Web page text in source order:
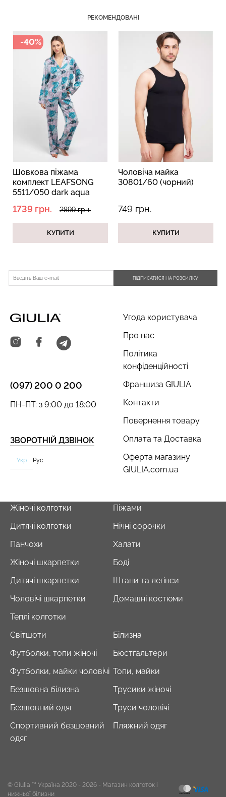
РЕКОМЕНДОВАНІ
-40%
Шовкова піжама
комплект LEAFSONG
5511/050 dark aqua
1739 грн. 2899 грн.
КУПИТИ
Чоловіча майка
30801/60 (чорний)
749 грн.
КУПИТИ
ПІДПИСАТИСЯ НА РОЗСИЛКУ
Угода користувача
Про нас
Політика
конфіденційності
Франшиза GIULIA
Контакти
Повернення товару
Оплата та Доставка
Оферта магазину
GIULIA.com.ua
(097) 200 0 200
ЗВОРОТНІЙ ДЗВІНОК
ПН-ПТ: з 9:00 до 18:00
Укр Рус
Жіночі колготки
Дитячі колготки
Панчохи
Жіночі шкарпетки
Дитячі шкарпетки
Чоловічі шкарпетки
Теплі колготки
Піжами
Нічні сорочки
Халати
Боді
Штани та легінси
Домашні костюми
Світшоти
Футболки, топи жіночі
Футболки, майки чоловічі
Безшовна білизна
Безшовний одяг
Спортивний безшовний
одяг
Білизна
Бюстгальтери
Топи, майки
Трусики жіночі
Труси чоловічі
Пляжний одяг
© Giulia ™ Україна 2020 - 2026 - Магазин колготок і
нижньої білизни
Топ на бретелях в рубчик
CAMI TOP RIB black
(чорний) Giulia
299 грн.499 грн.
Безшовний топ на
бретелях CAMI TOP
279 грн.399 грн.
корекцією BRA
489 грн.699 грн.
ефектом безшовні
TRACKS SHAPE black
(чорний) Giulia
454 грн. 649 грн.